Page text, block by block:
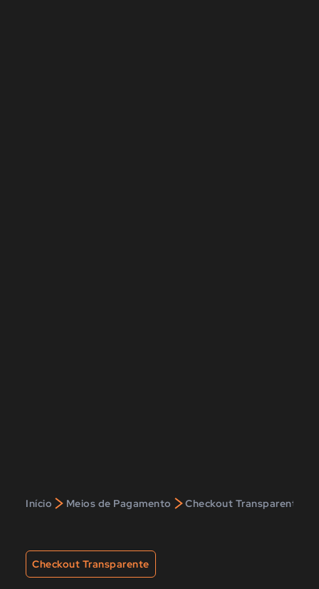
Início > Meios de Pagamento >Checkout Transparente
Checkout Transparente